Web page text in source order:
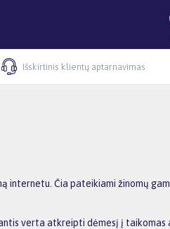
Išskirtinis klientų aptarnavimas
internetu. Čia pateikiami žinomų
verta atkreipti dėmesį į